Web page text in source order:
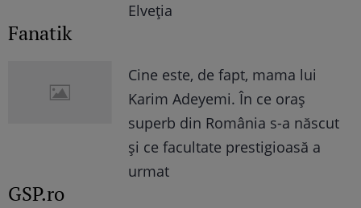
Elveția
Fanatik
Cine este, de fapt, mama lui
Karim Adeyemi. În ce oraș
superb din România s-a născut
și ce facultate prestigioasă a
urmat
GSP.ro